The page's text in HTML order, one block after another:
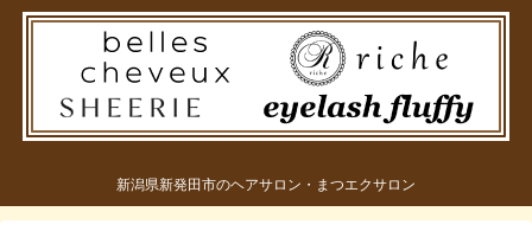
新潟県新発田市のヘアサロン・まつエクサロン